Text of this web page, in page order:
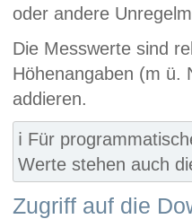
oder andere
Die Messwerte sind
Höhenangaben (m ü.
addieren.
ℹ️ Für
Werte stehen auch
Zugriff auf die